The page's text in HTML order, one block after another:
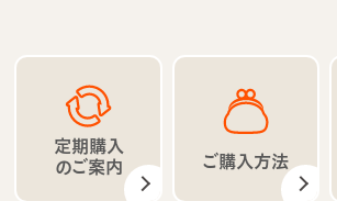
定期購入
のご案内 ご購入方法